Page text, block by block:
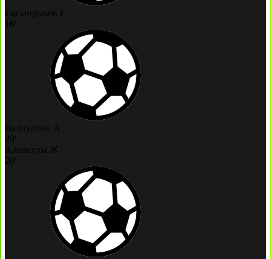
Сагындыков Е
16'
Валиуллин А
29'
Алмасулы Ж
20'